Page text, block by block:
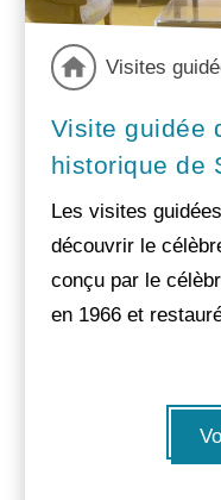
Visites
Visite guidée
historique de
Les visites
découvrir le
conçu par le
en 1966 et